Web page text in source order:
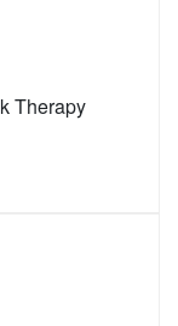
Therapy